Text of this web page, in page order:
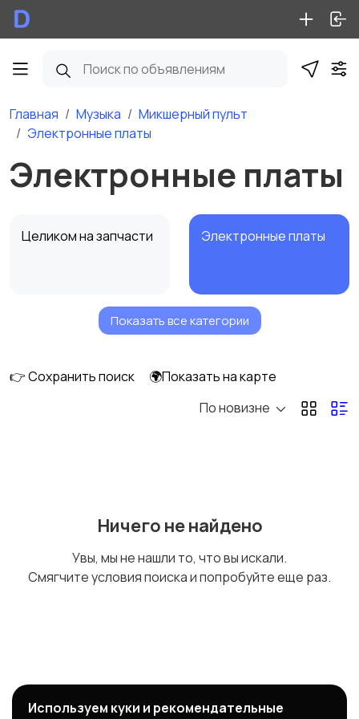
Главная Музыка
Микшерный пульт
Электронные платы
Электронные платы
Целиком на запчасти Электронные платы
Показать все категории
👉 Сохранить поиск
🌍Показать на карте
По новизне
Ничего не найдено
Увы, мы не нашли то, что вы искали.
Смягчите условия поиска и попробуйте еще раз.
Используем куки и рекомендательные